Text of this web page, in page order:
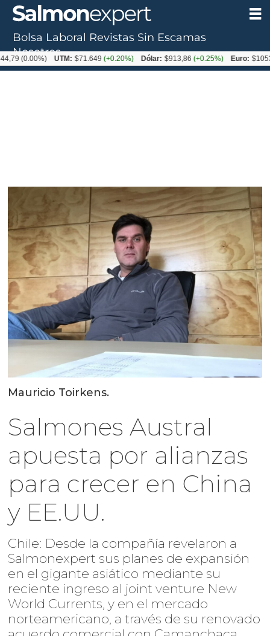
Mauricio Toirkens.
Salmones Austral
apuesta por alianzas
para crecer en China
y EE.UU.
Chile: Desde la compañía revelaron a
Salmonexpert sus planes de expansión
en el gigante asiático mediante su
reciente ingreso al joint venture New
World Currents, y en el mercado
norteamericano, a través de su renovado
Bolsa Laboral Revistas Sin Escamas
Nosotros
UTM: $71.649(+0.20%) Dólar: $913,86(+0.25%) Euro: $1053,08(-